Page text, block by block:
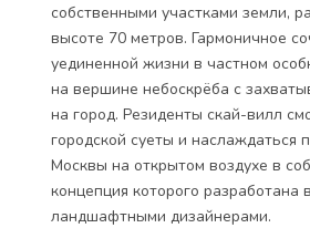
собственными участками земли,
высоте 70 метров. Гармоничное
уединенной жизни в частном
на вершине небоскрёба с
на город. Резиденты скай-вилл
городской суеты и наслаждаться
Москвы на открытом воздухе в
концепция которого разработана
ландшафтными дизайнерами.